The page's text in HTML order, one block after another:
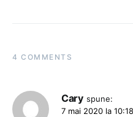
4 COMMENTS
Cary spune:
7 mai 2020 la 10:18